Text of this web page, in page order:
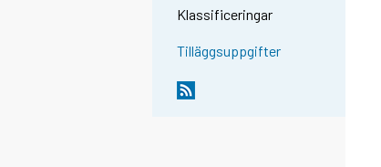
Klassificeringar
Tilläggsuppgifter